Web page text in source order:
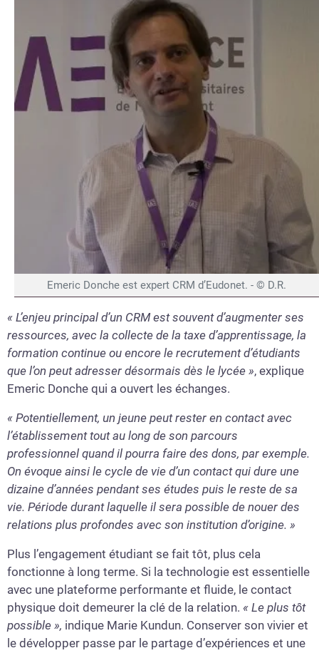
Emeric Donche est expert CRM d’Eudonet. - © D.R.
« L’enjeu principal d’un CRM est souvent d’augmenter ses
ressources, avec la collecte de la taxe d’apprentissage, la
formation continue ou encore le recrutement d’étudiants
que l’on peut adresser désormais dès le lycée », explique
Emeric Donche qui a ouvert les échanges.
« Potentiellement, un jeune peut rester en contact avec
l’établissement tout au long de son parcours
professionnel quand il pourra faire des dons, par exemple.
On évoque ainsi le cycle de vie d’un contact qui dure une
dizaine d’années pendant ses études puis le reste de sa
vie. Période durant laquelle il sera possible de nouer des
relations plus profondes avec son institution d’origine. »
Plus l’engagement étudiant se fait tôt, plus cela
fonctionne à long terme. Si la technologie est essentielle
avec une plateforme performante et fluide, le contact
physique doit demeurer la clé de la relation. « Le plus tôt
possible », indique Marie Kundun. Conserver son vivier et
le développer passe par le partage d’expériences et une